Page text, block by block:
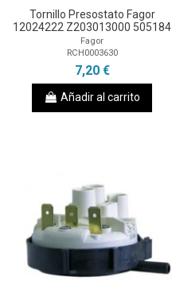
Tornillo Presostato Fagor
12024222 Z203013000 505184
Fagor
RCH0003630
7,20 €
Añadir al carrito